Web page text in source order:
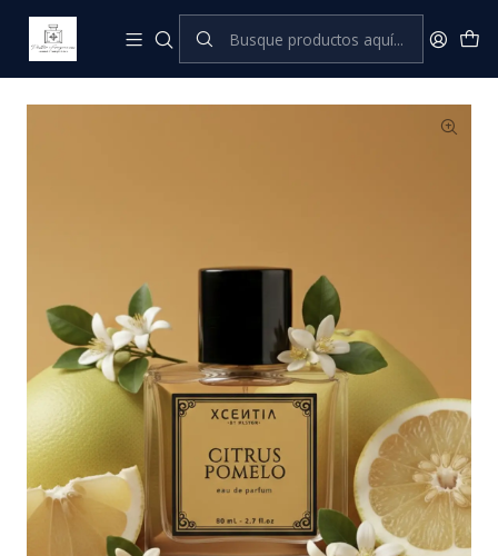
Inicio XCENTIA by Pastor Perfumes Femeninos
Citrus Pomelo - Eau de Parfum